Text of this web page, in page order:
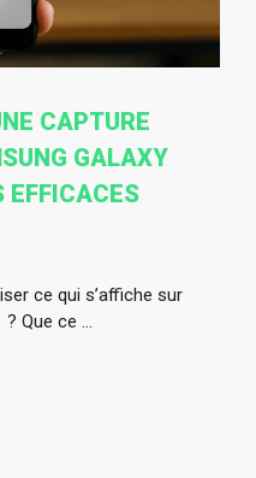
CAPTURE
GALAXY
EFFICACES
ce qui s’affiche sur
Que ce ...